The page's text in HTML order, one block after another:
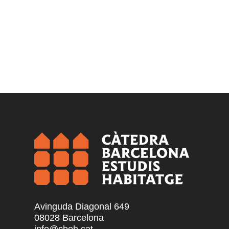
Avinguda Diagonal 649
08028 Barcelona